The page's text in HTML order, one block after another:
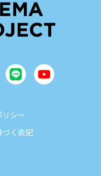
リシー
づく表記